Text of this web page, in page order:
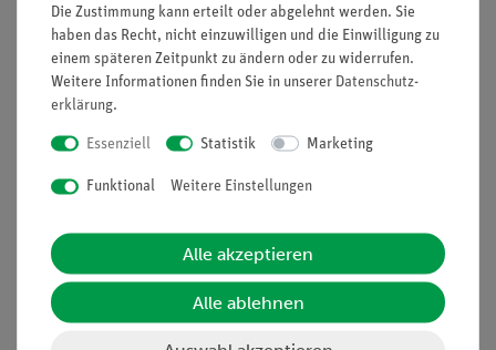
Daten
Deutlich erkennbares Schaltsymbol auf dem
jeweiligen Baustein
Durchsichtige Bodenkappe ermöglicht das
Sichere Kontaktierung durch vergoldete, seitlich
Verzahnung der Bausteine
Bausteingröße (mm): 55 x 55 x 30
Widerstand eines Kontaktes: 0,02 Ohm
Stromstärke: maximal 2 A
Die Zustimmung kann erteilt oder abgelehnt werden. Sie
haben das Recht, nicht einzuwilligen und die Einwilligung zu
einem späteren Zeitpunkt zu ändern oder zu widerrufen.
Weitere Informationen finden Sie in unserer Daten­schutz­
erklärung.
Essenziell Statistik Marketing
Funktional Weitere Einstellungen
Alle akzeptieren
Alle ablehnen